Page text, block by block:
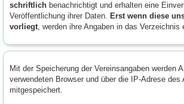
schriftlich benachrichtigt und erhalten eine
Veröffentlichung ihrer Daten. Erst wenn diese
vorliegt, werden ihre Angaben in das Verzeichnis
Mit der Speicherung der Vereinsangaben werden
verwendeten Browser und über die IP-Adrese des
mitgespeichert.